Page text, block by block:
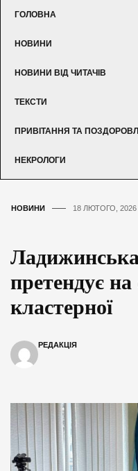
ГОЛОВНА
НОВИНИ
НОВИНИ ВІД ЧИТАЧІВ
ТЕКСТИ
ПРИВІТАННЯ ТА
НЕКРОЛОГИ
НОВИНИ 18 ЛЮТОГО, 2026
претендує на
кластерної
РЕДАКЦІЯ